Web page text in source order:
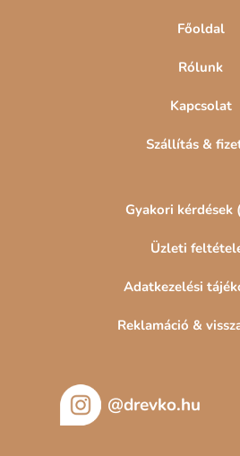
Főoldal
Rólunk
Kapcsolat
Szállítás &
Gyakori kérdések
Üzleti
Adatkezelési
Reklamáció &
@drevko.hu